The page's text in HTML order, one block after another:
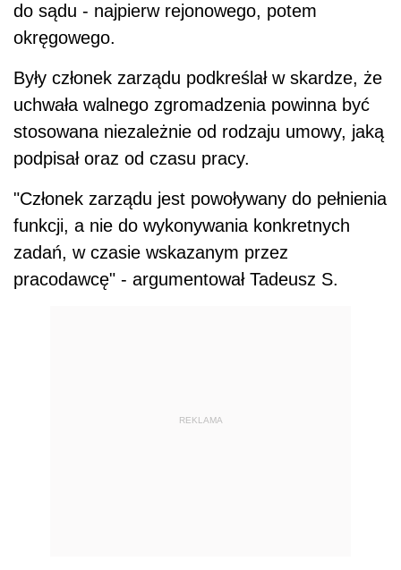
do sądu - najpierw rejonowego, potem
okręgowego.
Były członek zarządu podkreślał w skardze, że
uchwała walnego zgromadzenia powinna być
stosowana niezależnie od rodzaju umowy, jaką
podpisał oraz od czasu pracy.
"Członek zarządu jest powoływany do pełnienia
funkcji, a nie do wykonywania konkretnych
zadań, w czasie wskazanym przez
pracodawcę" - argumentował Tadeusz S.
REKLAMA